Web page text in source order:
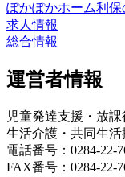
ぽかぽかホーム利保
求人情報
総合情報
運営者情報
児童発達支援・放
生活介護・共同生活
電話番号：0284-22-
FAX番号：0284-22-